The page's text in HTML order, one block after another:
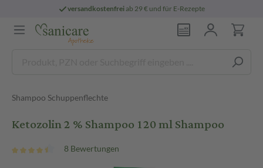
versandkostenfreiab 29 € und für E-Rezepte
Shampoo Schuppenflechte
Ketozolin 2 % Shampoo 120 ml Shampoo
8 Bewertungen